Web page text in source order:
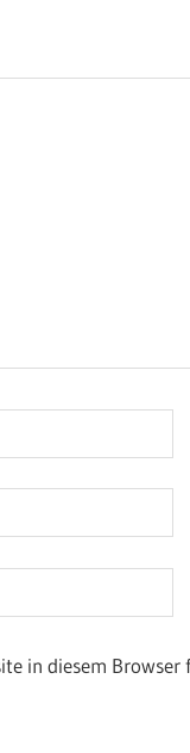
in diesem